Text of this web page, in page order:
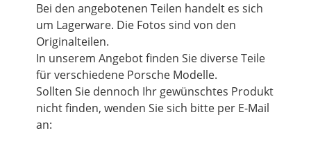
Bei den angebotenen Teilen handelt es sich
um Lagerware. Die Fotos sind von den
Originalteilen.
In unserem Angebot finden Sie diverse Teile
für verschiedene Porsche Modelle.
Sollten Sie dennoch Ihr gewünschtes Produkt
nicht finden, wenden Sie sich bitte per E-Mail
an: